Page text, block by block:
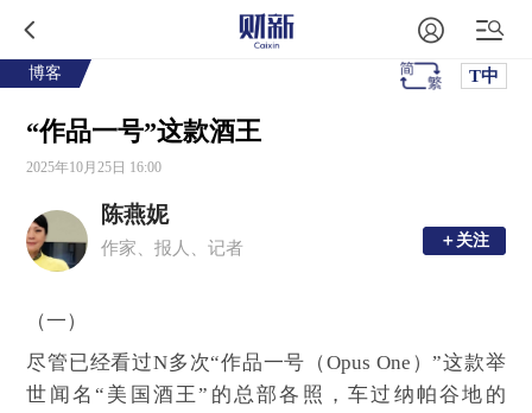
博客 T中
“作品一号”这款酒王
2025年10月25日 16:00
陈燕妮
作家、报人、记者 ＋关注
＋关注
（一）
尽管已经看过N多次“作品一号（Opus One）”这款举
世闻名“美国酒王”的总部各照，车过纳帕谷地的